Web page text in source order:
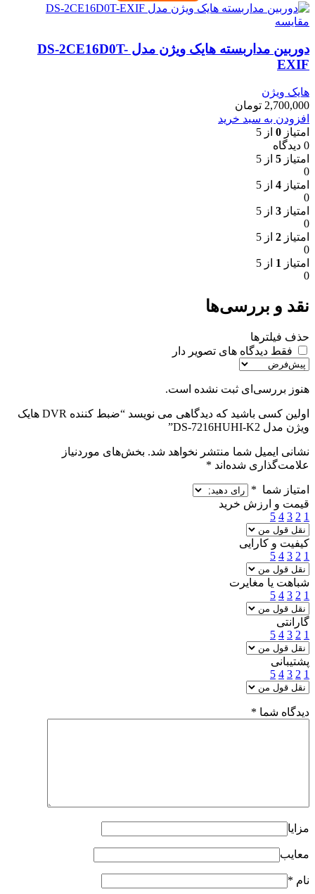
مقایسه
دوربین مداربسته هایک ویژن مدل DS-2CE16D0T-
EXIF
هایک ویژن
2,700,000 تومان
افزودن به سبد خرید
امتیاز 0 از 5
0 دیدگاه
امتیاز 5 از 5
0
امتیاز 4 از 5
0
امتیاز 3 از 5
0
امتیاز 2 از 5
0
امتیاز 1 از 5
0
نقد و بررسی‌ها
حذف فیلترها
فقط دیدگاه های تصویر دار
هنوز بررسی‌ای ثبت نشده است.
اولین کسی باشید که دیدگاهی می نویسد “ضبط کننده DVR هایک
ویژن مدل DS-7216HUHI-K2”
نشانی ایمیل شما منتشر نخواهد شد. بخش‌های موردنیاز
علامت‌گذاری شده‌اند *
امتیاز شما *
قیمت و ارزش خرید
1
2
3
4
5
کیفیت و کارایی
1
2
3
4
5
شباهت یا مغایرت
1
2
3
4
5
گارانتی
1
2
3
4
5
پشتیبانی
1
2
3
4
5
دیدگاه شما *
مزایا
معایب
نام *